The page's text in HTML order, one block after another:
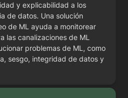
y explicabilidad a los
de datos. Una solución
de ML ayuda a monitorear
las canalizaciones de ML
problemas de ML, como
sesgo, integridad de datos y